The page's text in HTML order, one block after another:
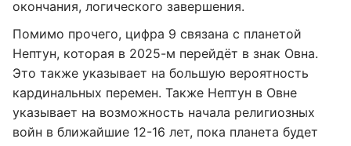
окончания, логического завершения.
Помимо прочего, цифра 9 связана с планетой
Нептун, которая в 2025-м перейдёт в знак Овна.
Это также указывает на большую вероятность
кардинальных перемен. Также Нептун в Овне
указывает на возможность начала религиозных
войн в ближайшие 12-16 лет, пока планета будет